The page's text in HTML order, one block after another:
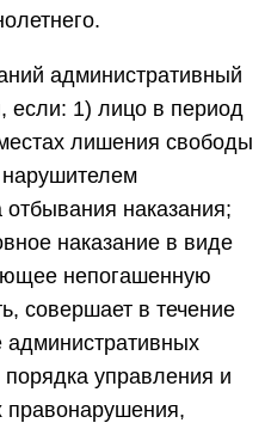
административный
если: 1) лицо в период
лишения свободы
отбывания наказания;
наказание в виде
непогашенную
совершает в течение
административных
управления и
правонарушения,